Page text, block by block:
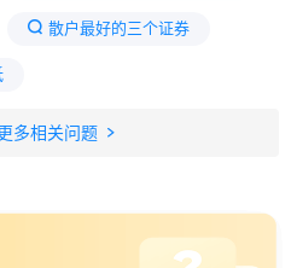
散户最好的三个证券
1万元股票一进一出手续费
载 银河证券开户流程
多相关问题